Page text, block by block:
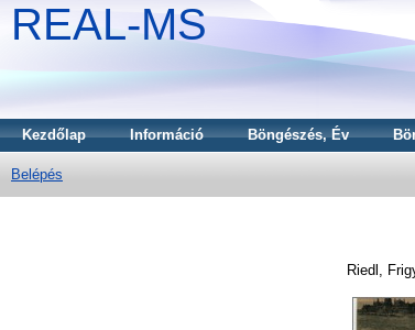
REAL-MS
Kezdőlap Információ Böngészés, Év
Belépés
Riedl,